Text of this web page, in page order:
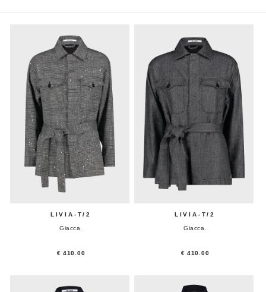
LIVIA-T/2
Giacca.
€ 410.00
LIVIA-T/2
Giacca.
€ 410.00